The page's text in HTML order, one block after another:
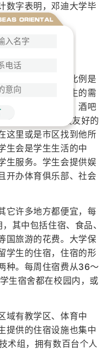
数字表明，邓迪大学毕
生与当地人口的比例是
娱乐活动按照学生的需
咖啡厅、影剧院、酒吧
被评为苏格兰最友好的
这里或是市区找到他所
生会是学生生活的中
生服务。学生会提供娱
开办体育俱乐部、社会
它许多地方都便宜，每
其中包括住宿、食品、
国旅游的花费。大学保
学生的住宿，住宿的形
种。每周住宿费从36～
生宿舍都在校园内，或
域有教学区、体育中
提供的住宿设施也集中
术组，拥有数百台个人